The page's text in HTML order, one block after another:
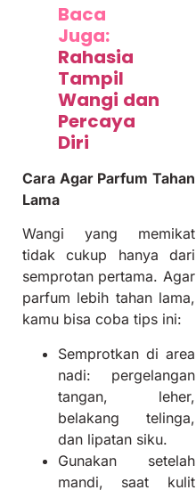
Baca
Juga:
Rahasia
Tampil
Wangi dan
Percaya
Diri
Cara Agar Parfum Tahan
Lama
Wangi yang memikat
tidak cukup hanya dari
semprotan pertama. Agar
parfum lebih tahan lama,
kamu bisa coba tips ini:
Semprotkan di area
nadi: pergelangan
tangan, leher,
belakang telinga,
dan lipatan siku.
Gunakan setelah
mandi, saat kulit